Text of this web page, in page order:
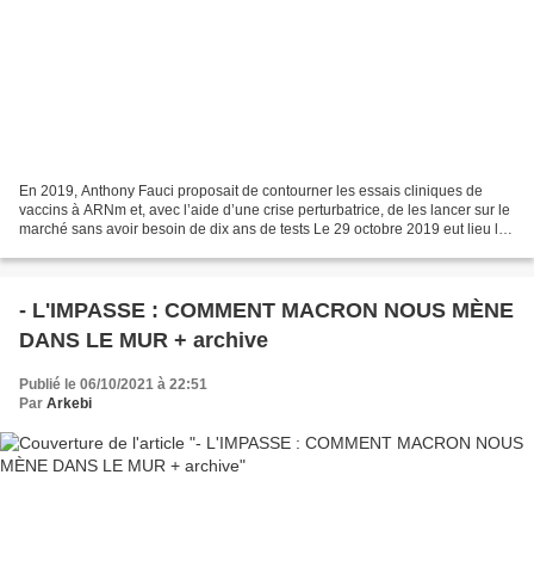
En 2019, Anthony Fauci proposait de contourner les essais cliniques de
vaccins à ARNm et, avec l’aide d’une crise perturbatrice, de les lancer sur le
marché sans avoir besoin de dix ans de tests Le 29 octobre 2019 eut lieu la
- L'IMPASSE : COMMENT MACRON NOUS MÈNE
DANS LE MUR + archive
Publié le 06/10/2021 à 22:51
Par Arkebi